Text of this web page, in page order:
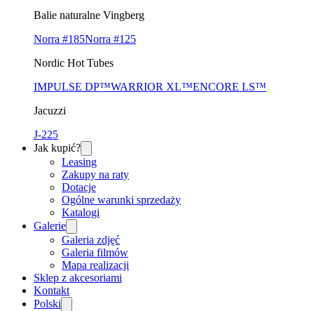
Balie naturalne Vingberg
Norra #185Norra #125
Nordic Hot Tubes
IMPULSE DP™WARRIOR XL™ENCORE LS™
Jacuzzi
J-225
Jak kupić?
Leasing
Zakupy na raty
Dotacje
Ogólne warunki sprzedaży
Katalogi
Galerie
Galeria zdjęć
Galeria filmów
Mapa realizacji
Sklep z akcesoriami
Kontakt
Polski